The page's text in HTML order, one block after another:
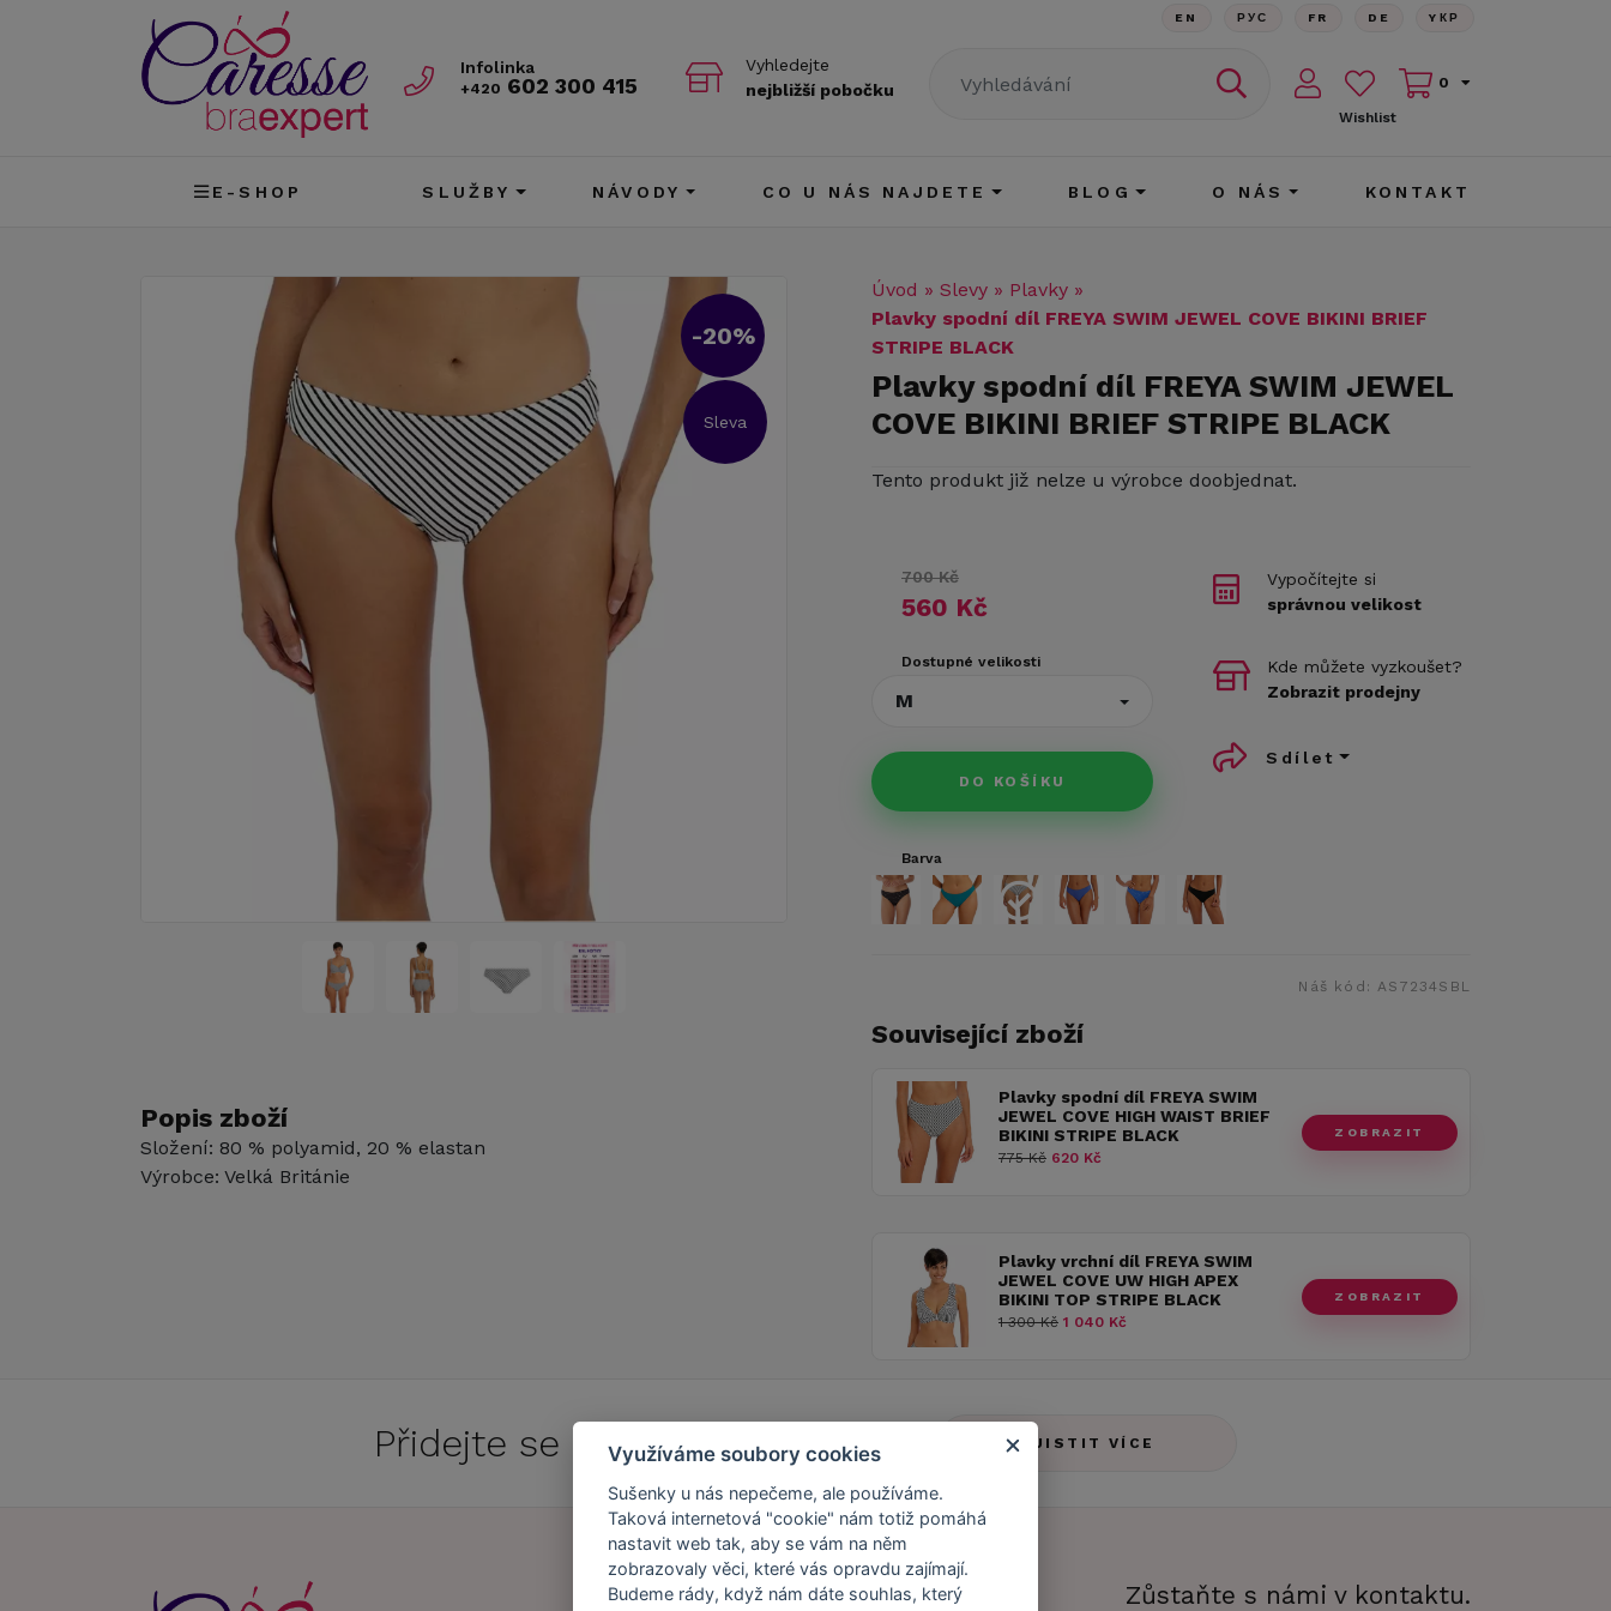
Infolinka
+420 602 300 415
Vyhledejte
nejbližší pobočku
EN РУС FR DE YКР
Wishlist
0
E-SHOP SLUŽBY NÁVODY CO U NÁS NAJDETE BLOG O NÁS KONTAKT
-20%
Sleva
Popis zboží
Složení: 80 % polyamid, 20 % elastan
Výrobce: Velká Británie
Úvod » Slevy » Plavky »
Plavky spodní díl FREYA SWIM JEWEL COVE BIKINI BRIEF
STRIPE BLACK
Plavky spodní díl FREYA SWIM JEWEL
COVE BIKINI BRIEF STRIPE BLACK
Tento produkt již nelze u výrobce doobjednat.
700 Kč
560 Kč
Dostupné velikosti
M
DO KOŠÍKU
Vypočítejte si
správnou velikost
Kde můžete vyzkoušet?
Zobrazit prodejny
Sdílet
Barva
Náš kód:AS7234SBL
Související zboží
Plavky spodní díl FREYA SWIM
JEWEL COVE HIGH WAIST BRIEF
BIKINI STRIPE BLACK
775 Kč 620 Kč
ZOBRAZIT
Plavky vrchní díl FREYA SWIM
JEWEL COVE UW HIGH APEX
BIKINI TOP STRIPE BLACK
1 300 Kč 1 040 Kč
ZOBRAZIT
Přidejte se doCaresse Clubu! ZJISTIT VÍCE
Náš příběh Zákaznický účet Zůstaňte s námi v kontaktu.
Využíváme soubory cookies
Sušenky u nás nepečeme, ale používáme.
Taková internetová "cookie" nám totiž pomáhá
nastavit web tak, aby se vám na něm
zobrazovaly věci, které vás opravdu zajímají.
Budeme rády, když nám dáte souhlas, který